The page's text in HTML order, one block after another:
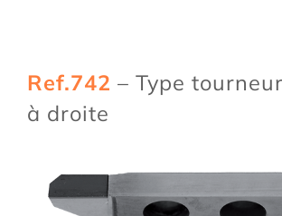
Ref.742 – Type
à droite